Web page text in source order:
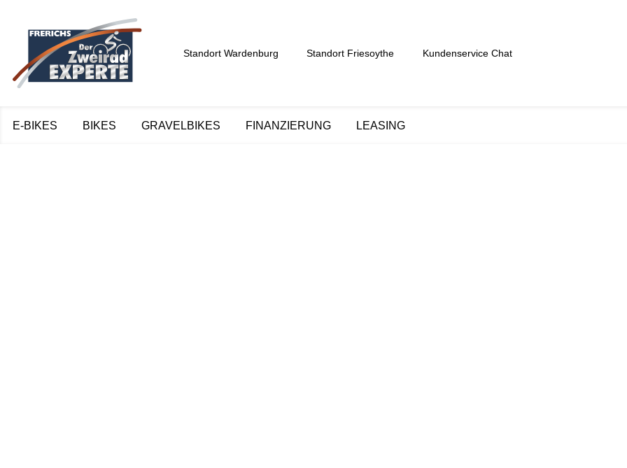
Standort Wardenburg Standort Friesoythe Kundenservice Chat
E-BIKES BIKES GRAVELBIKES FINANZIERUNG LEASING